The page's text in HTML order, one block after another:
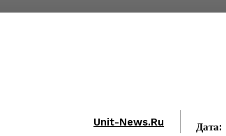
Unit-News.ru Дата: